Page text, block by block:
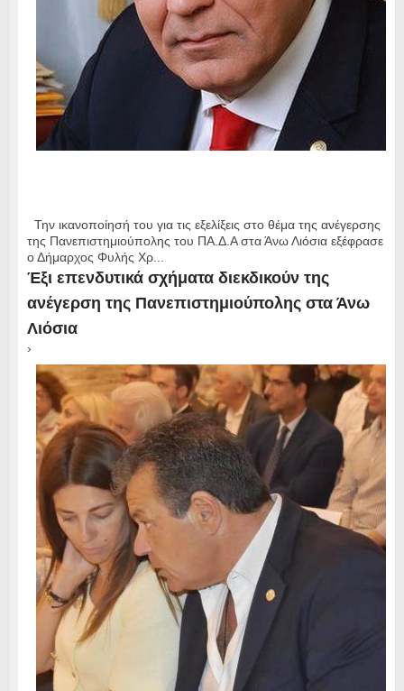
Την ικανοποίησή του για τις εξελίξεις στο θέμα της ανέγερσης
της Πανεπιστημιούπολης του ΠΑ.Δ.Α στα Άνω Λιόσια εξέφρασε
ο Δήμαρχος Φυλής Χρ...
Έξι επενδυτικά σχήματα διεκδικούν της
ανέγερση της Πανεπιστημιούπολης στα Άνω
Λιόσια
›